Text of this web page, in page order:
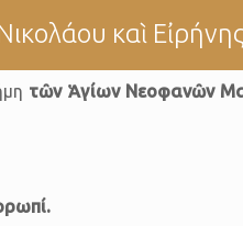
καὶ Εἰρήνης
τῶν Ἁγίων Νεοφανῶν